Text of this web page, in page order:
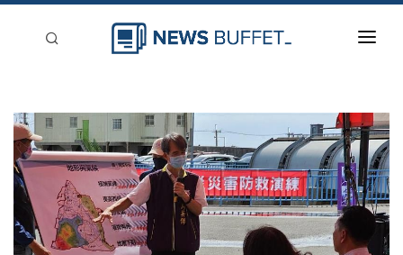
新聞稿分類
登入
刊登